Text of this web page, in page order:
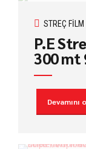
STREÇ FILM
P.E
300 mt
Devamını